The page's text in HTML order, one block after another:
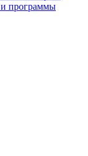
программы